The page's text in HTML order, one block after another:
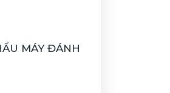
MÁY ĐÁNH